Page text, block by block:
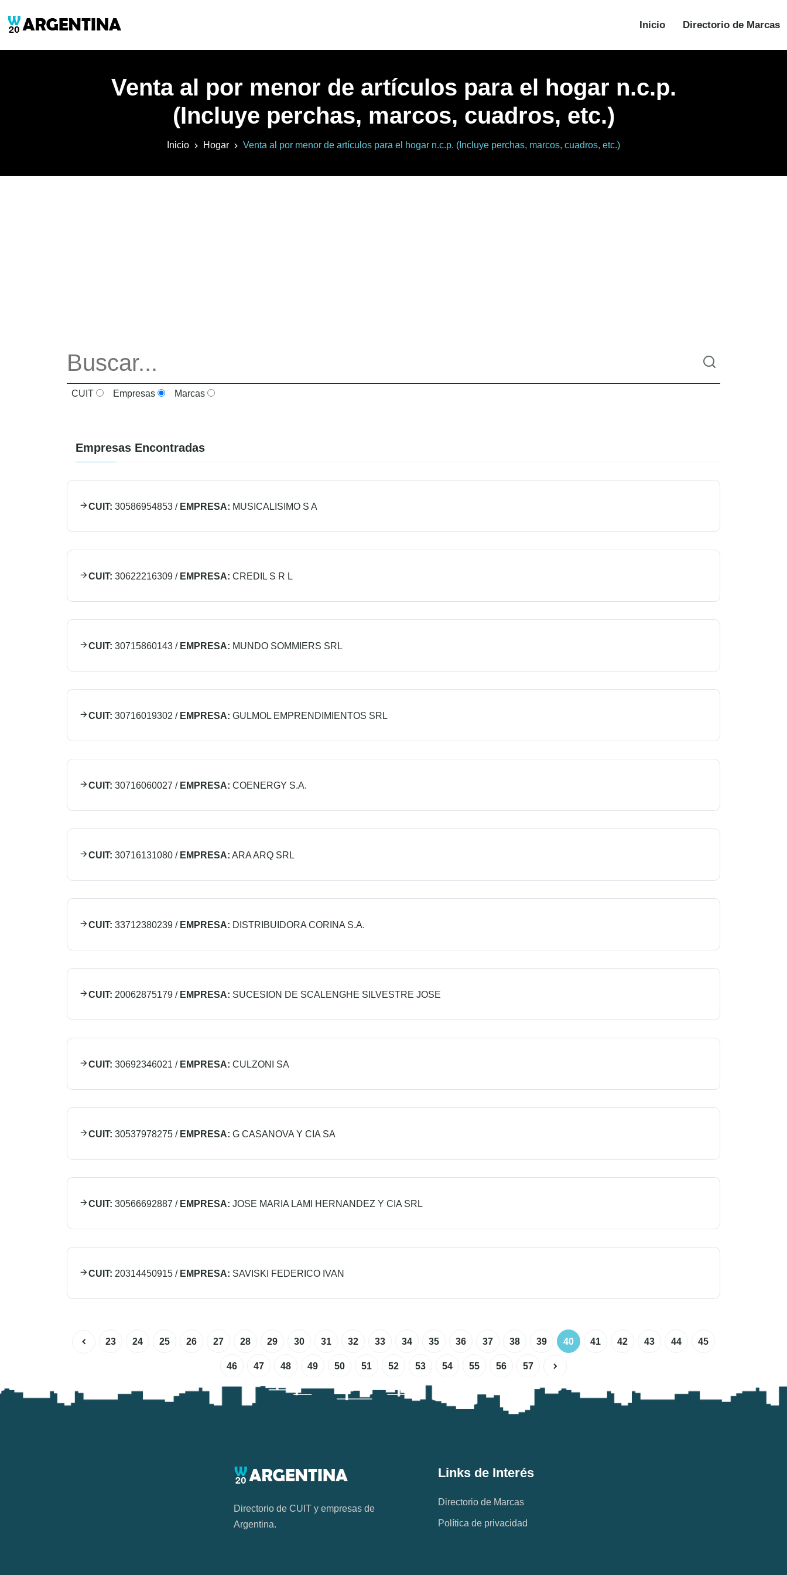
Inicio Directorio de Marcas
Venta al por menor de artículos para el hogar n.c.p.
(Incluye perchas, marcos, cuadros, etc.)
Inicio Hogar Venta al por menor de artículos para el hogar n.c.p. (Incluye perchas, marcos, cuadros, etc.)
CUIT Empresas Marcas
Empresas Encontradas
CUIT: 30586954853 / EMPRESA: MUSICALISIMO S A
CUIT: 30622216309 / EMPRESA: CREDIL S R L
CUIT: 30715860143 / EMPRESA: MUNDO SOMMIERS SRL
CUIT: 30716019302 / EMPRESA: GULMOL EMPRENDIMIENTOS SRL
CUIT: 30716060027 / EMPRESA: COENERGY S.A.
CUIT: 30716131080 / EMPRESA: ARA ARQ SRL
CUIT: 33712380239 / EMPRESA: DISTRIBUIDORA CORINA S.A.
CUIT: 20062875179 / EMPRESA: SUCESION DE SCALENGHE SILVESTRE JOSE
CUIT: 30692346021 / EMPRESA: CULZONI SA
CUIT: 30537978275 / EMPRESA: G CASANOVA Y CIA SA
CUIT: 30566692887 / EMPRESA: JOSE MARIA LAMI HERNANDEZ Y CIA SRL
CUIT: 20314450915 / EMPRESA: SAVISKI FEDERICO IVAN
23 24 25 26 27 28 29 30 31 32 33 34 35 36 37 38 39 40 41 42 43 44 45
46 47 48 49 50 51 52 53 54 55 56 57
Directorio de CUIT y empresas de
Argentina.
Links de Interés
Directorio de Marcas
Política de privacidad